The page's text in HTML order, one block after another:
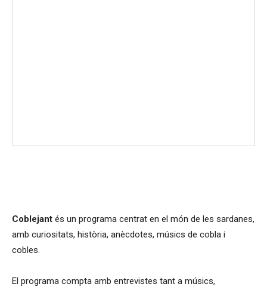
Coblejant és un programa centrat en el món de les sardanes,
amb curiositats, història, anècdotes, músics de cobla i
cobles.
El programa compta amb entrevistes tant a músics,